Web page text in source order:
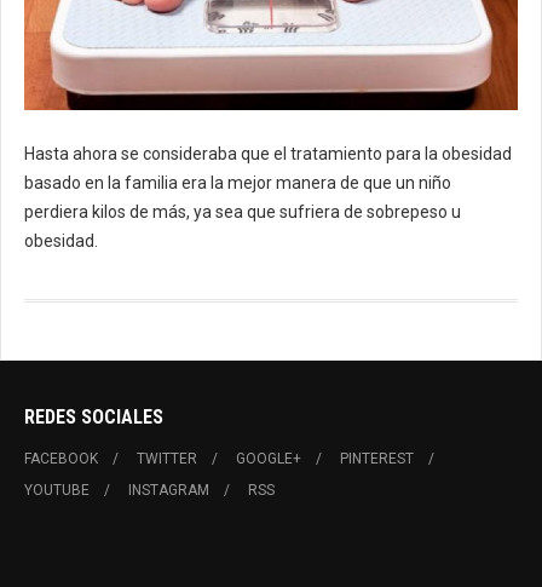
Hasta ahora se consideraba que el tratamiento para la obesidad
basado en la familia era la mejor manera de que un niño
perdiera kilos de más, ya sea que sufriera de sobrepeso u
obesidad.
REDES SOCIALES
FACEBOOK TWITTER GOOGLE+
PINTEREST
YOUTUBE
INSTAGRAM RSS